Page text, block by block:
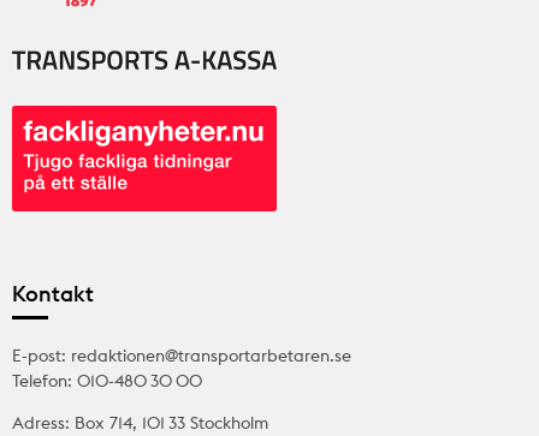
Kontakt
E-post: redaktionen@transportarbetaren.se
Telefon: 010-480 30 00
Adress: Box 714, 101 33 Stockholm